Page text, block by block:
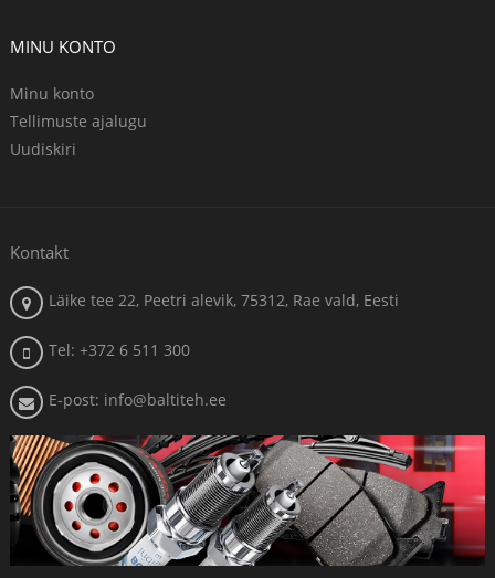
MINU KONTO
Minu konto
Tellimuste ajalugu
Uudiskiri
Kontakt
Läike tee 22, Peetri alevik, 75312, Rae vald, Eesti
Tel: +372 6 511 300
E-post: info@baltiteh.ee